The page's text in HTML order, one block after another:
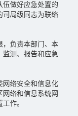
伍做好应急处置的
司局级同志为联络
负责本部门、本
测、报告和应急
络安全和信息化
络和信息系统网
作。